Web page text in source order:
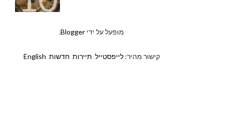
מופעל על ידי Blogger
.
קישור מהיר:לייפסטייל תיירות חדשות English